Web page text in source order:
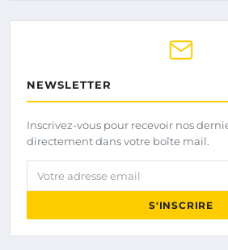
NEWSLETTER
Inscrivez-vous pour recevoir nos
directement dans votre boîte mail.
Votre adresse email
S'INSCRIRE